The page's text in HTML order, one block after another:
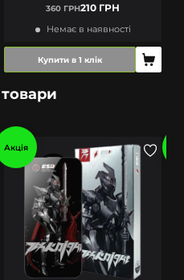
360 ГРН210 ГРН
Немає в наявності
Купити в 1 клік
Акція